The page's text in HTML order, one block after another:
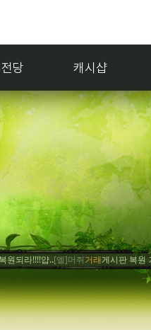
당 캐시샵
라!!!!얍..[엘]머쥐거래게시판 복원 기원